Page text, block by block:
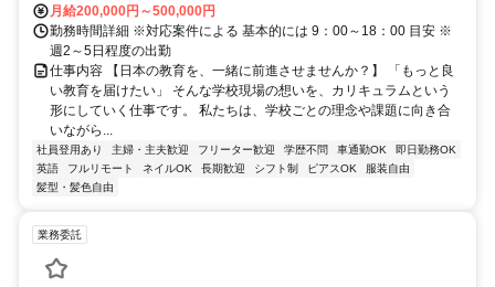
月給200,000円～500,000円
勤務時間詳細 ※対応案件による 基本的には 9：00～18：00 目安 ※
週2～5日程度の出勤
仕事内容 【日本の教育を、一緒に前進させませんか？】 「もっと良
い教育を届けたい」 そんな学校現場の想いを、カリキュラムという
形にしていく仕事です。 私たちは、学校ごとの理念や課題に向き合
いながら...
社員登用あり 主婦・主夫歓迎 フリーター歓迎 学歴不問 車通勤OK
即日勤務OK
英語
フルリモート ネイルOK 長期歓迎 シフト制 ピアスOK
服装自由
髪型・髪色自由
業務委託